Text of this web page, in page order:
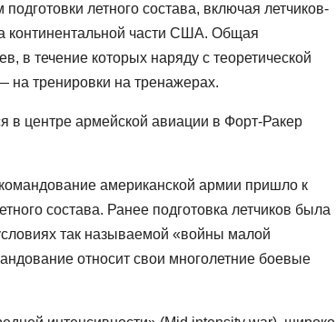
летного состава, включая летчиков-
континентальной части США. Общая
в течение которых наряду с теоретической
на тренировки на тренажерах.
в центре армейской авиации в Форт-Ракер
командование американской армии пришло к
состава. Ранее подготовка летчиков была
так называемой «войны малой
относит свои многолетние боевые